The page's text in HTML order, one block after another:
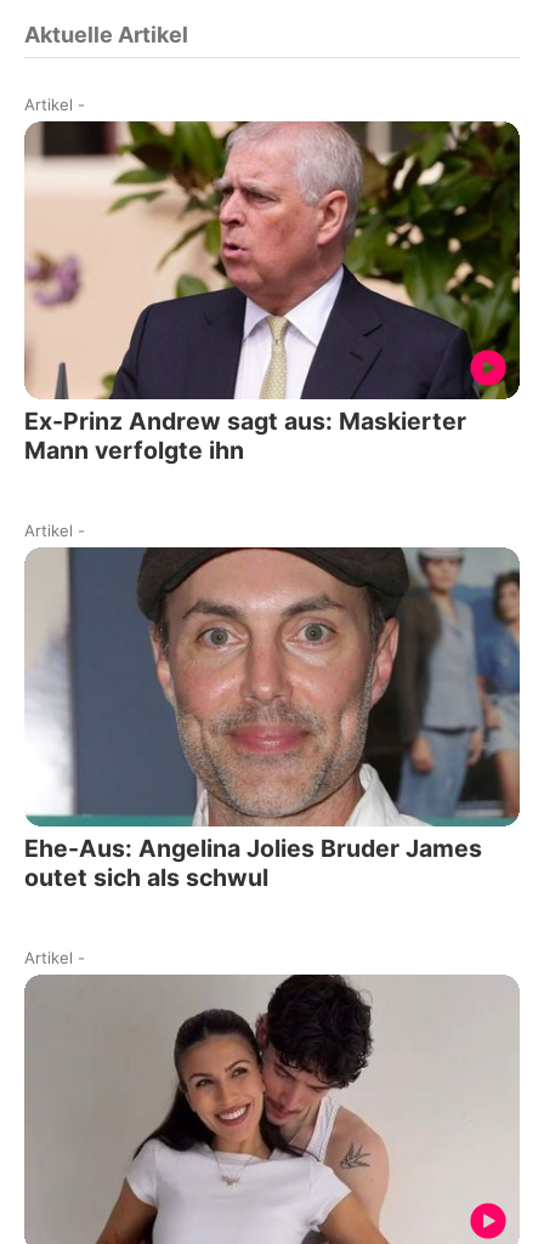
Aktuelle Artikel
Artikel -
Ex-Prinz Andrew sagt aus: Maskierter
Mann verfolgte ihn
Artikel -
Ehe-Aus: Angelina Jolies Bruder James
outet sich als schwul
Artikel -